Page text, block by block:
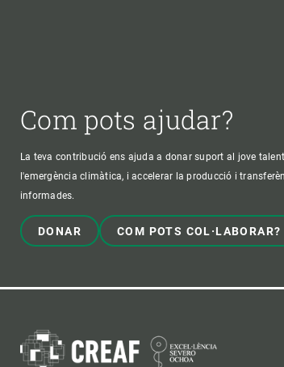
Com pots ajudar?
La teva contribució ens ajuda a donar suport al jove
l'emergència climàtica, i accelerar la producció i
informades.
DONAR COM POTS COL·LABORAR?